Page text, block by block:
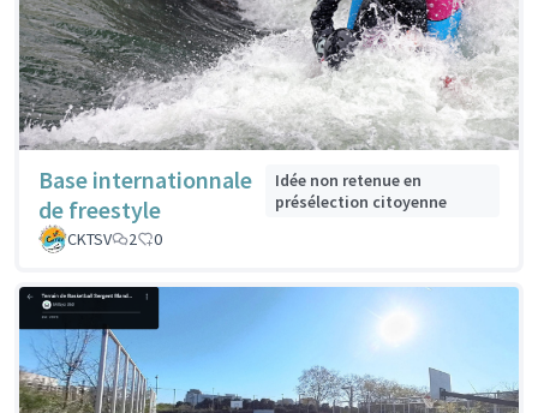
Base internationnale
de freestyle
Idée non retenue en
présélection citoyenne
CKTSV
2 0